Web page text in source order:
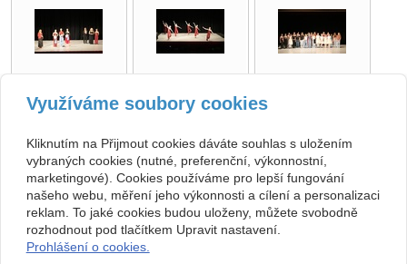
Kontakt
Základní umělecká škola
Komenského 189, 27101
Nové Strašecí
47013729
+420 313 572 441
info@zusnovestraseci.cz
Využíváme soubory cookies
Kliknutím na Přijmout cookies dáváte souhlas s uložením
vybraných cookies (nutné, preferenční, výkonnostní,
marketingové). Cookies používáme pro lepší fungování
našeho webu, měření jeho výkonnosti a cílení a personalizaci
reklam. To jaké cookies budou uloženy, můžete svobodně
rozhodnout pod tlačítkem Upravit nastavení.
Prohlášení o cookies.